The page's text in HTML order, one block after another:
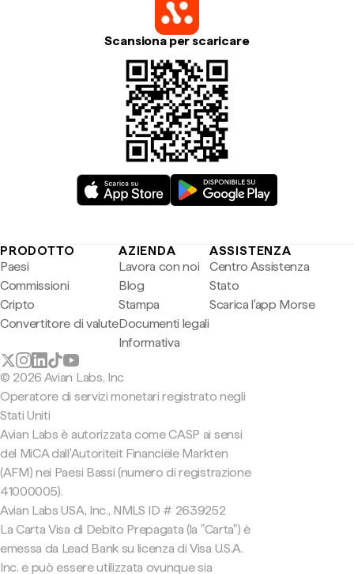
Scansiona per scaricare
PRODOTTO
Paesi
Commissioni
Cripto
Convertitore di valute
AZIENDA
Lavora con noi
Blog
Stampa
Documenti legali
Informativa
ASSISTENZA
Centro Assistenza
Stato
Scarica l'app Morse
© 2026 Avian Labs, Inc
Operatore di servizi monetari registrato negli
Stati Uniti
Avian Labs è autorizzata come CASP ai sensi
del MiCA dall'Autoriteit Financiële Markten
(AFM) nei Paesi Bassi (numero di registrazione
41000005).
Avian Labs USA, Inc., NMLS ID # 2639252
La Carta Visa di Debito Prepagata (la "Carta") è
emessa da Lead Bank su licenza di Visa U.S.A.
Inc. e può essere utilizzata ovunque sia